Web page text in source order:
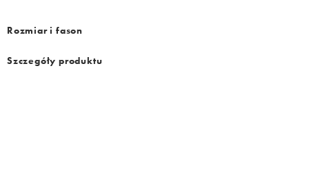
Rozmiar i fason
Szczegóły produktu